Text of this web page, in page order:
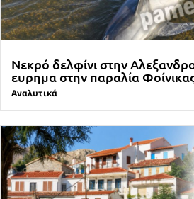
Νεκρό δελφίνι στην
ευρημα στην παραλία
Αναλυτικά